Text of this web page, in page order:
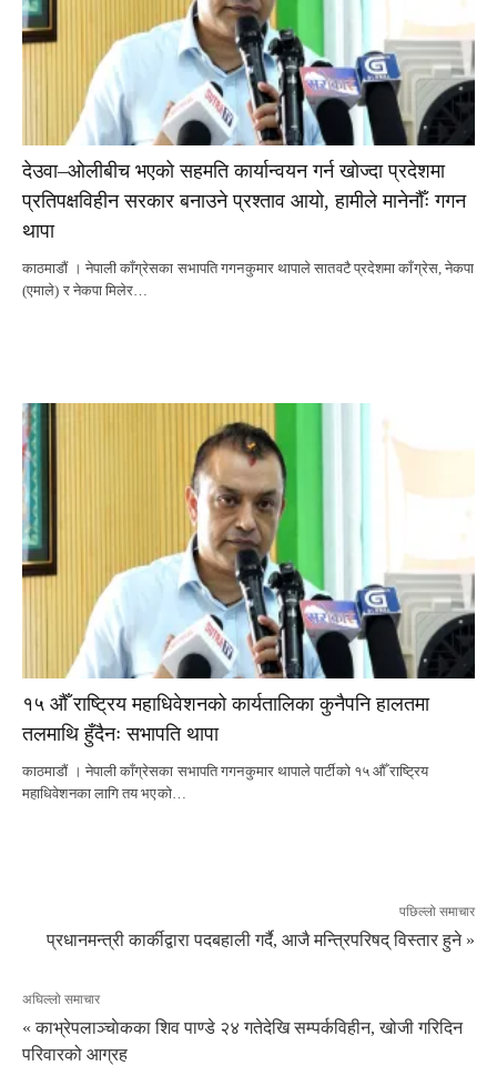
देउवा–ओलीबीच भएको सहमति कार्यान्वयन गर्न खोज्दा प्रदेशमा
प्रतिपक्षविहीन सरकार बनाउने प्रश्ताव आयो, हामीले मानेनौँः गगन
थापा
काठमाडौं । नेपाली काँग्रेसका सभापति गगनकुमार थापाले सातवटै प्रदेशमा काँग्रेस, नेकपा
(एमाले) र नेकपा मिलेर…
१५ औँ राष्ट्रिय महाधिवेशनको कार्यतालिका कुनैपनि हालतमा
तलमाथि हुँदैनः सभापति थापा
काठमाडौं । नेपाली काँग्रेसका सभापति गगनकुमार थापाले पार्टीको १५ औँ राष्ट्रिय
महाधिवेशनका लागि तय भएको…
पछिल्लो समाचार
प्रधानमन्त्री कार्कीद्वारा पदबहाली गर्दै, आजै मन्त्रिपरिषद् विस्तार हुने »
अघिल्लो समाचार
« काभ्रेपलाञ्चाेकका शिव पाण्डे २४ गतेदेखि सम्पर्कविहीन, खोजी गरिदिन
परिवारको आग्रह